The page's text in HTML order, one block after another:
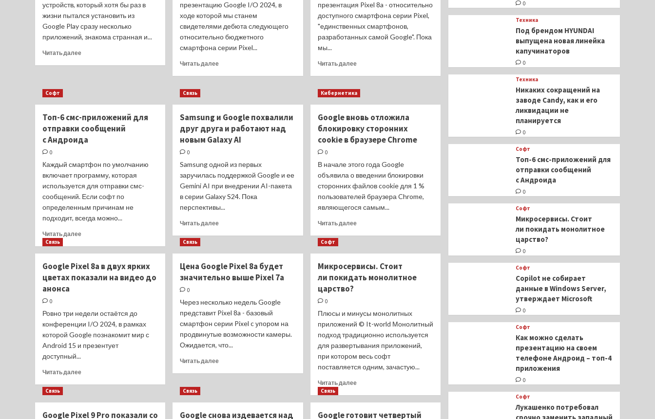
устройств, который хотя бы раз в
жизни пытался установить из
Google Play сразу несколько
приложений, знакома странная и...
Читать далееПрочитать
новшество,
которое
ждали
дня
Android
презентацию Google I/O 2024, в
ходе которой мы станем
свидетелями дебюта следующего
относительно бюджетного
смартфона серии Pixel...
Читать далееПрочитать
и
другие
фишки
Google
8a
на
промофото
презентация Pixel 8a - относительно
доступного смартфона серии Pixel,
"единственных смартфонов,
разработанных самой Google". Пока
мы...
Читать далееПрочитать
Промовидео
Pixel
с
описанием
фишек
AI
слили
Софт
Топ-6 смс-приложений для
отправки сообщений
с Андроида
0
Каждый смартфон по умолчанию
включает программу, которая
используется для отправки смс-
сообщений. Если софт по
определенным причинам не
подходит, всегда можно...
Читать далееПрочитать
смс-
приложений
с Андроида
Связь
Samsung и Google похвалили
друг друга и работают над
новым Galaxy AI
0
Samsung одной из первых
заручилась поддержкой Google и ее
Gemini AI при внедрении AI-пакета
в серии Galaxy S24. Пока
перспективы...
Читать далееПрочитать
Google
похвалили
и
работают
над
новым
Кибернетика
Google вновь отложила
блокировку сторонних
cookie в браузере Chrome
0
В начале этого года Google
объявила о введении блокировки
сторонних файлов cookie для 1 %
пользователей браузера Chrome,
являющегося самым...
Читать далееПрочитать
отложила
блокировку
браузере
Chrome
Связь
Google Pixel 8a в двух ярких
цветах показали на видео до
анонса
0
Ровно три недели остаётся до
конференции I/O 2024, в рамках
которой Google познакомит мир с
Android 15 и презентует
доступный...
Читать далееПрочитать
8a
Связь
Цена Google Pixel 8a будет
значительно выше Pixel 7a
0
Через несколько недель Google
представит Pixel 8a - базовый
смартфон серии Pixel c упором на
продвинутые возможности камеры.
Ожидается, что...
Читать далееПрочитать
8a
Софт
Микросервисы. Стоит
ли покидать монолитное
царство?
0
Плюсы и минусы монолитных
приложений © It-world Монолитный
подход традиционно используется
для развертывания приложений,
при котором весь софт
поставляется одним, зачастую...
Читать далееПрочитать
Связь
Google Pixel 9 Pro показали со
Связь
Google снова издевается над
Связь
Google готовит четвертый
0
Техника
Под брендом HYUNDAI
выпущена новая линейка
капучинаторов
0
Техника
Никаких сокращений на
заводе Candy, как и его
ликвидации не
планируется
0
Софт
Топ-6 смс-приложений для
отправки сообщений
с Андроида
0
Софт
Микросервисы. Стоит
ли покидать монолитное
царство?
0
Софт
Copilot не собирает
данные в Windows Server,
утверждает Microsoft
0
Софт
Как можно сделать
презентацию на своем
телефоне Андроид – топ-4
приложения
0
Софт
Лукашенко потребовал